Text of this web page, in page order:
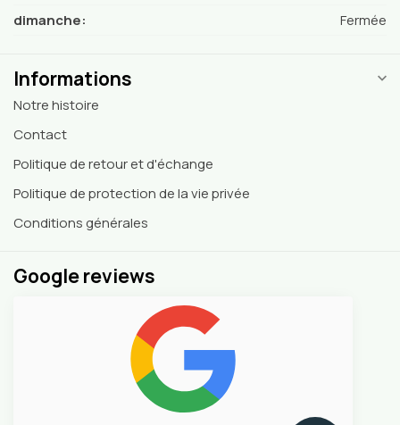
dimanche:
Fermée
Informations
Notre histoire
Contact
Politique de retour et d'échange
Politique de protection de la vie privée
Conditions générales
Google reviews